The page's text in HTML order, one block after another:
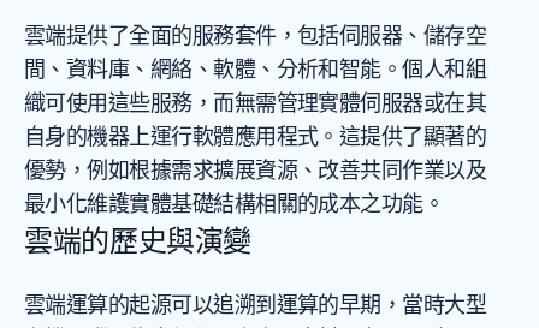
雲端提供了全面的服務套件，包括伺服器、儲存空
間、資料庫、網絡、軟體、分析和智能。個人和組
織可使用這些服務，而無需管理實體伺服器或在其
自身的機器上運行軟體應用程式。這提供了顯著的
優勢，例如根據需求擴展資源、改善共同作業以及
最小化維護實體基礎結構相關的成本之功能。
雲端的歷史與演變
雲端運算的起源可以追溯到運算的早期，當時大型